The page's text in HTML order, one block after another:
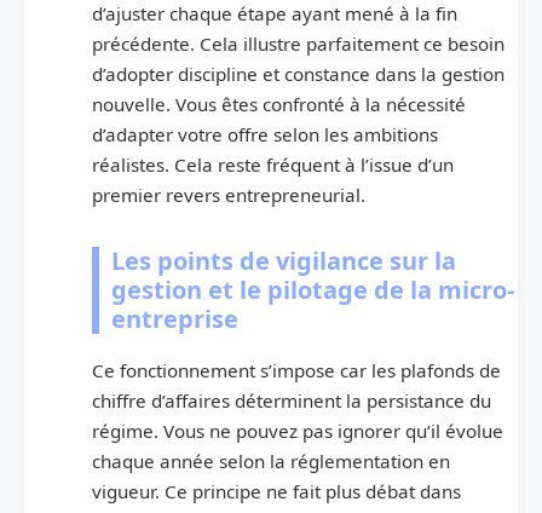
d’ajuster chaque étape ayant mené à la fin
précédente. Cela illustre parfaitement ce besoin
d’adopter discipline et constance dans la gestion
nouvelle. Vous êtes confronté à la nécessité
d’adapter votre offre selon les ambitions
réalistes. Cela reste fréquent à l’issue d’un
premier revers entrepreneurial.
Les points de vigilance sur la
gestion et le pilotage de la micro-
entreprise
Ce fonctionnement s’impose car les plafonds de
chiffre d’affaires déterminent la persistance du
régime. Vous ne pouvez pas ignorer qu’il évolue
chaque année selon la réglementation en
vigueur. Ce principe ne fait plus débat dans